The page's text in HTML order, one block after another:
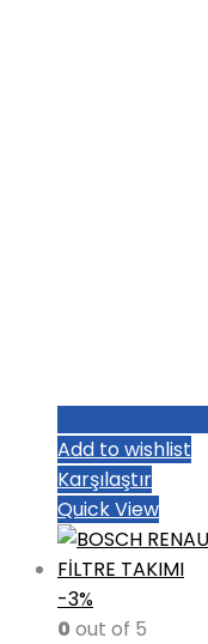
Add to wishlist
Karşılaştır
Quick View
-3%
0 out of 5